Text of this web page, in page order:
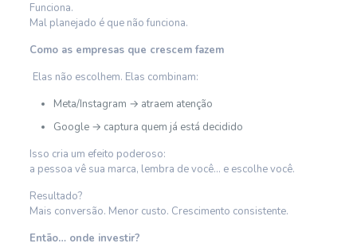
Funciona.
Mal planejado é que não funciona.
Como as empresas que crescem fazem
Elas não escolhem. Elas combinam:
Meta/Instagram → atraem atenção
Google → captura quem já está decidido
Isso cria um efeito poderoso:
a pessoa vê sua marca, lembra de você… e escolhe você.
Resultado?
Mais conversão. Menor custo. Crescimento consistente.
Então… onde investir?